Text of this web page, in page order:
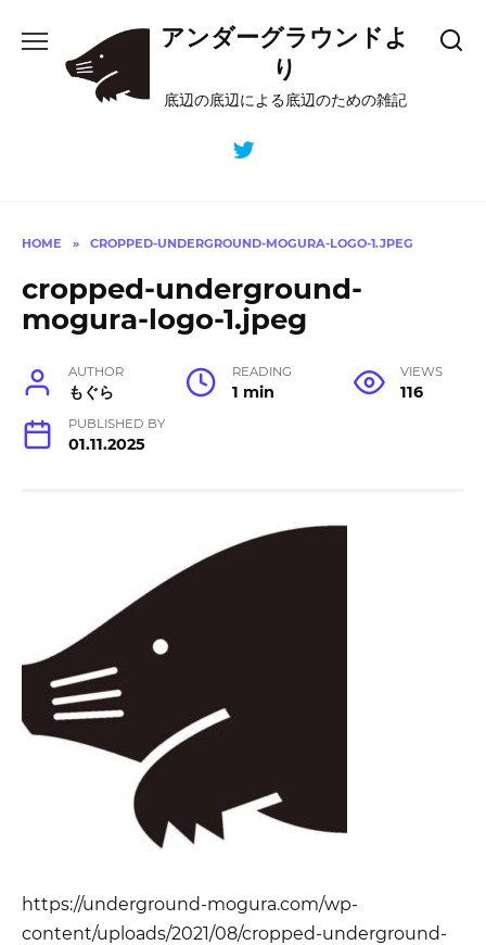
content
アンダーグラウンドよ
り
底辺の底辺による底辺のための雑記
HOME » CROPPED-UNDERGROUND-MOGURA-LOGO-1.JPEG
cropped-underground-
mogura-logo-1.jpeg
AUTHOR
もぐら
READING
1 min
VIEWS
116
PUBLISHED BY
01.11.2025
https://underground-mogura.com/wp-
content/uploads/2021/08/cropped-underground-